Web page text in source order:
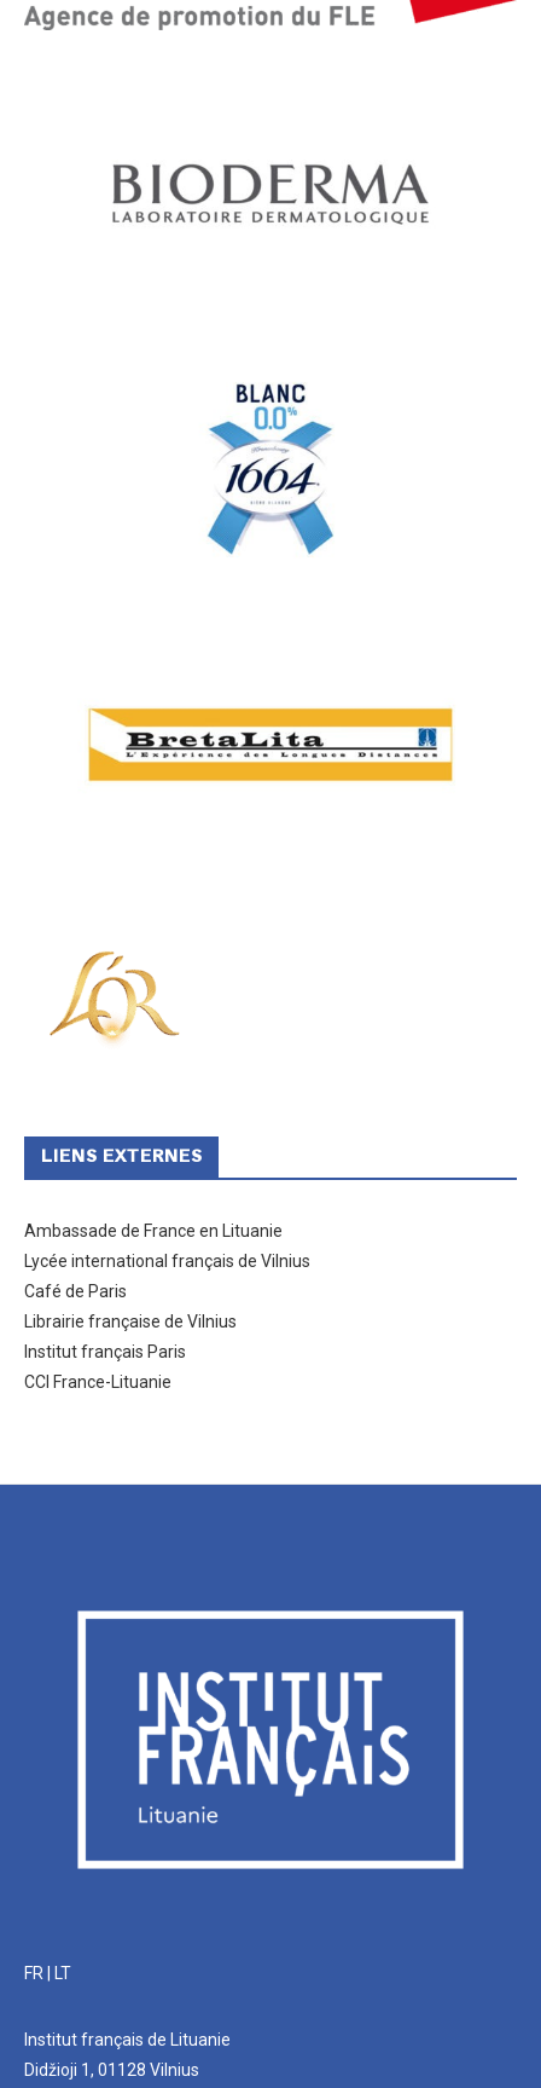
LIENS EXTERNES
Ambassade de France en Lituanie
Lycée international français de Vilnius
Café de Paris
Librairie française de Vilnius
Institut français Paris
CCI France-Lituanie
FR LT
Institut français de Lituanie
Didžioji 1, 01128 Vilnius